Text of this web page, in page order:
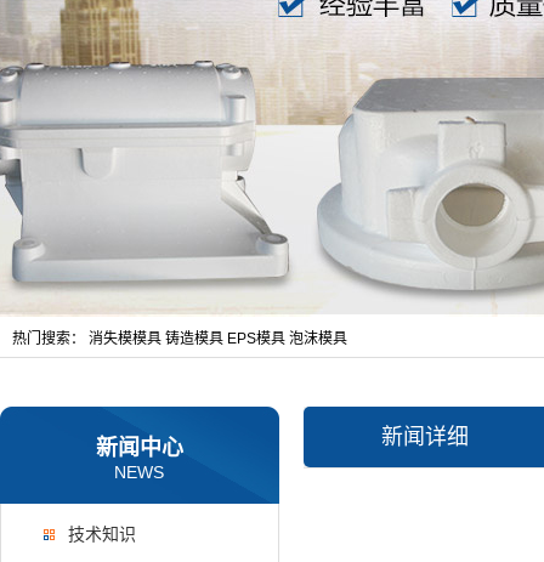
热门搜索： 消失模模具 铸造模具 EPS模具 泡沫模具
新闻中心
NEWS
技术知识
新闻详细